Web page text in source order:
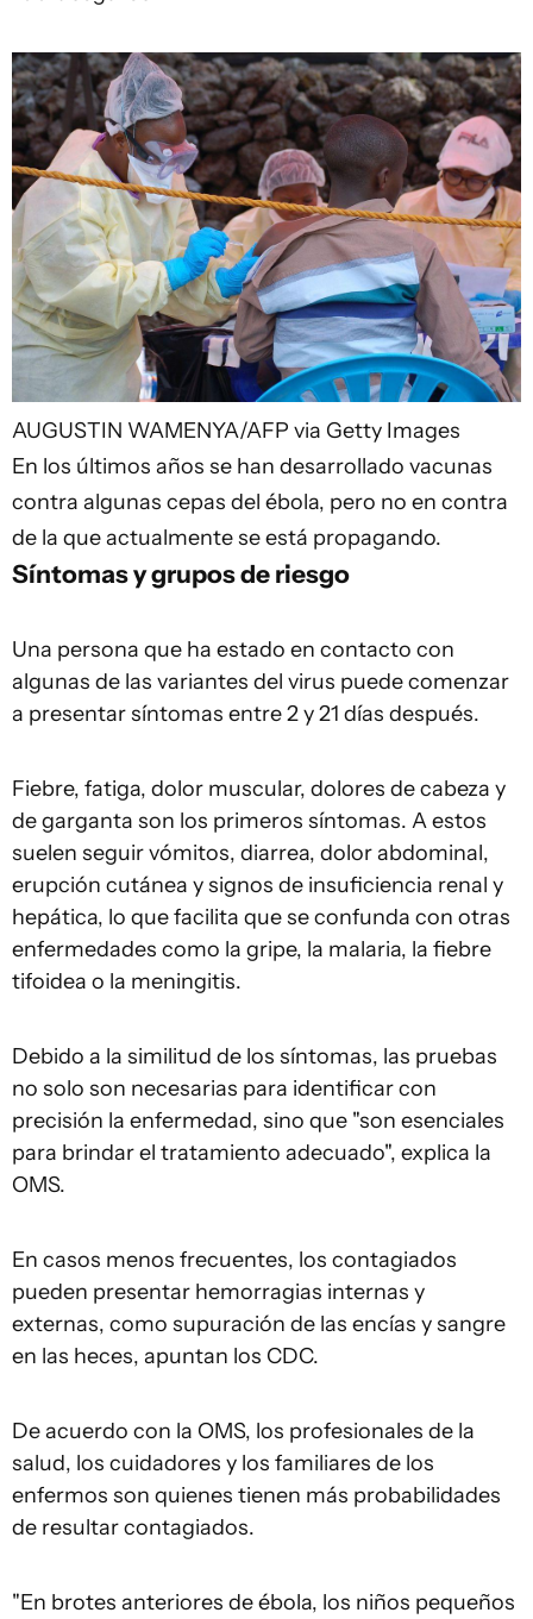
AUGUSTIN WAMENYA/AFP via Getty Images
En los últimos años se han desarrollado vacunas
contra algunas cepas del ébola, pero no en contra
de la que actualmente se está propagando.
Síntomas y grupos de riesgo
Una persona que ha estado en contacto con
algunas de las variantes del virus puede comenzar
a presentar síntomas entre 2 y 21 días después.
Fiebre, fatiga, dolor muscular, dolores de cabeza y
de garganta son los primeros síntomas. A estos
suelen seguir vómitos, diarrea, dolor abdominal,
erupción cutánea y signos de insuficiencia renal y
hepática, lo que facilita que se confunda con otras
enfermedades como la gripe, la malaria, la fiebre
tifoidea o la meningitis.
Debido a la similitud de los síntomas, las pruebas
no solo son necesarias para identificar con
precisión la enfermedad, sino que "son esenciales
para brindar el tratamiento adecuado", explica la
OMS.
En casos menos frecuentes, los contagiados
pueden presentar hemorragias internas y
externas, como supuración de las encías y sangre
en las heces, apuntan los CDC.
De acuerdo con la OMS, los profesionales de la
salud, los cuidadores y los familiares de los
enfermos son quienes tienen más probabilidades
de resultar contagiados.
"En brotes anteriores de ébola, los niños pequeños